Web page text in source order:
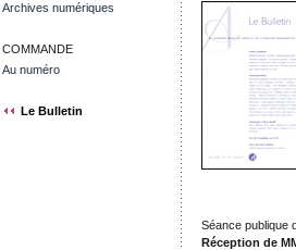
Archives numériques
COMMANDE
Au numéro
Le Bulletin
Séance publique
Réception de